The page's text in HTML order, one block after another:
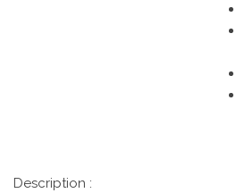
Description :